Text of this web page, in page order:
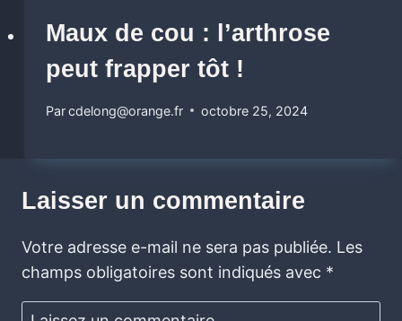
Maux de cou : l’arthrose
peut frapper tôt !
Parcdelong@orange.fr octobre 25, 2024
Laisser un commentaire
Votre adresse e-mail ne sera pas publiée. Les
champs obligatoires sont indiqués avec *